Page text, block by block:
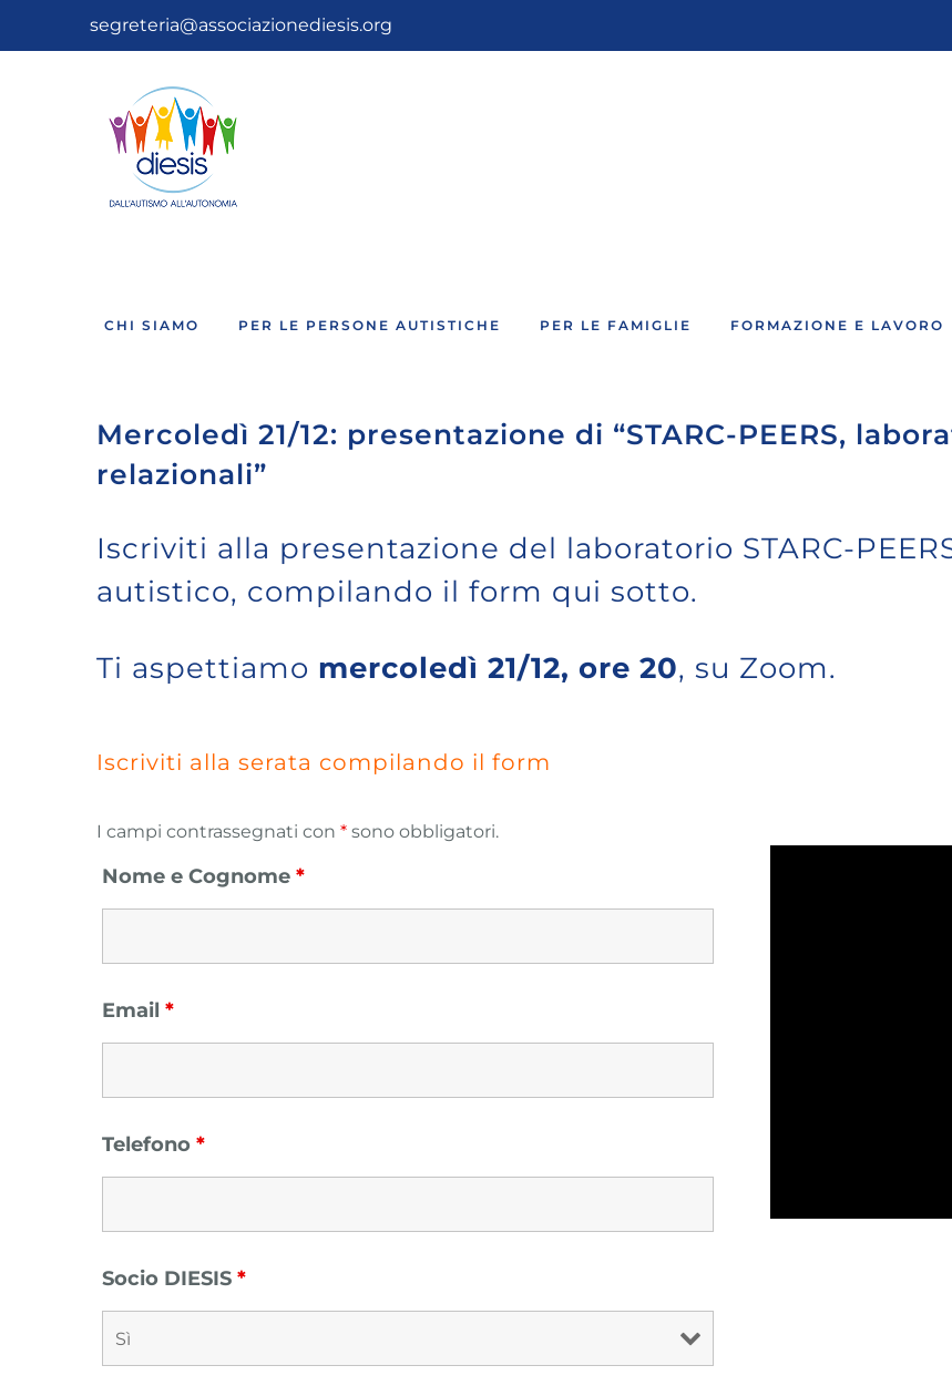
al
segreteria@associazionediesis.org
CHI SIAMO PER LE PERSONE AUTISTICHE PER LE FAMIGLIE FORMAZIONE E LAVORO
Mercoledì 21/12: presentazione di “STARC-PEERS,
relazionali”
Iscriviti alla presentazione del laboratorio STARC-
autistico, compilando il form qui sotto.
Ti aspettiamo mercoledì 21/12, ore 20, su Zoom.
Iscriviti alla serata compilando il form
I campi contrassegnati con *sono obbligatori.
Nome e Cognome *
Email *
Telefono *
Socio DIESIS *